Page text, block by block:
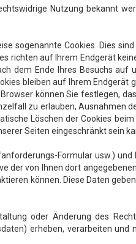
Nutzung bekannt
sogenannte Cookies. Dies sind
richten auf Ihrem Endgerät
dem Ende Ihres Besuchs auf
bleiben auf Ihrem Endgerät
können Sie festlegen,
zu erlauben, Ausnahmen
Löschen der Cookies beim
Seiten eingeschränkt sein
Formular usw.) und
der von Ihnen dort
können. Diese Daten
oder Änderung des
erheben, verarbeiten und